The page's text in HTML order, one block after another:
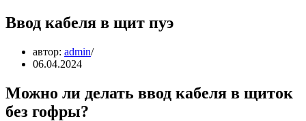
Ввод кабеля в щит пуэ
автор: admin
06.04.2024
Можно ли делать ввод кабеля в щиток
без гофры?